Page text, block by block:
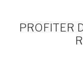
PROFITER